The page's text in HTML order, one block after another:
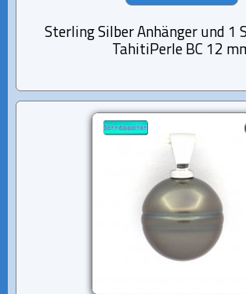
Sterling Silber Anhänger und 1
TahitiPerle BC 12